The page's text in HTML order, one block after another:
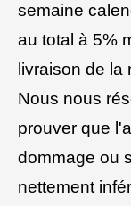
semaine
au total à 5%
livraison de
Nous nous
prouver que
dommage ou
nettement